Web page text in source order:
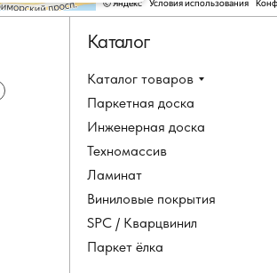
Каталог товаров
Паркетная доска
Инженерная доска
Техномассив
Каталог
Ламинат
Виниловые покрытия
SPC / Кварцвинил
Паркет ёлка